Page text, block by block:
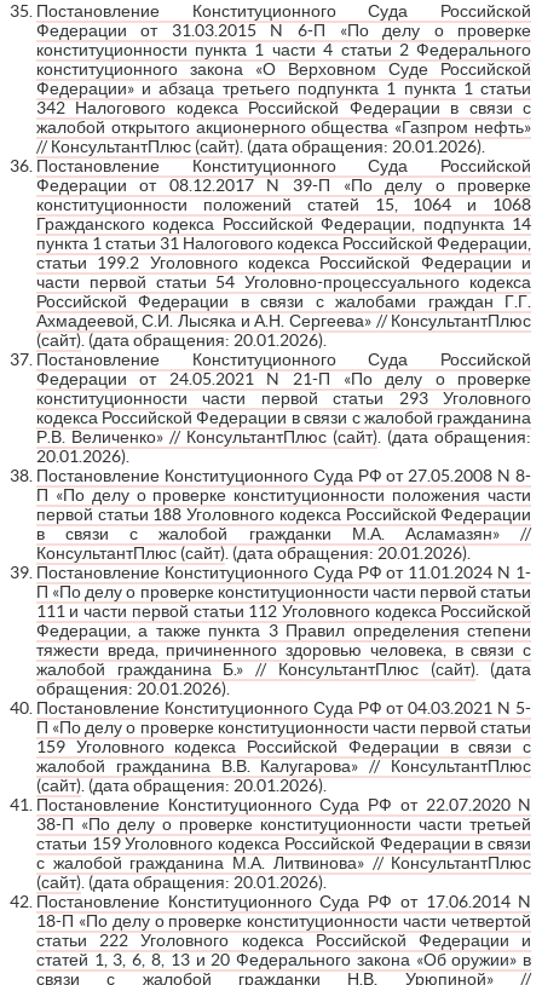
Постановление Конституционного Суда Российской
Федерации от 31.03.2015 N 6-П «По делу о проверке
конституционности пункта 1 части 4 статьи 2 Федерального
конституционного закона «О Верховном Суде Российской
Федерации» и абзаца третьего подпункта 1 пункта 1 статьи
342 Налогового кодекса Российской Федерации в связи с
жалобой открытого акционерного общества «Газпром нефть»
// КонсультантПлюс (сайт). (дата обращения: 20.01.2026).
Постановление Конституционного Суда Российской
Федерации от 08.12.2017 N 39-П «По делу о проверке
конституционности положений статей 15, 1064 и 1068
Гражданского кодекса Российской Федерации, подпункта 14
пункта 1 статьи 31 Налогового кодекса Российской Федерации,
статьи 199.2 Уголовного кодекса Российской Федерации и
части первой статьи 54 Уголовно-процессуального кодекса
Российской Федерации в связи с жалобами граждан Г.Г.
Ахмадеевой, С.И. Лысяка и А.Н. Сергеева» // КонсультантПлюс
(сайт). (дата обращения: 20.01.2026).
Постановление Конституционного Суда Российской
Федерации от 24.05.2021 N 21-П «По делу о проверке
конституционности части первой статьи 293 Уголовного
кодекса Российской Федерации в связи с жалобой гражданина
Р.В. Величенко» // КонсультантПлюс (сайт) . (дата обращения:
20.01.2026).
Постановление Конституционного Суда РФ от 27.05.2008 N 8-
П «По делу о проверке конституционности положения части
первой статьи 188 Уголовного кодекса Российской Федерации
в связи с жалобой гражданки М.А. Асламазян» //
КонсультантПлюс (сайт). (дата обращения: 20.01.2026).
Постановление Конституционного Суда РФ от 11.01.2024 N 1-
П «По делу о проверке конституционности части первой статьи
111 и части первой статьи 112 Уголовного кодекса Российской
Федерации, а также пункта 3 Правил определения степени
тяжести вреда, причиненного здоровью человека, в связи с
жалобой гражданина Б.» // КонсультантПлюс (сайт). (дата
обращения: 20.01.2026).
Постановление Конституционного Суда РФ от 04.03.2021 N 5-
П «По делу о проверке конституционности части первой статьи
159 Уголовного кодекса Российской Федерации в связи с
жалобой гражданина В.В. Калугарова» // КонсультантПлюс
(сайт). (дата обращения: 20.01.2026).
Постановление Конституционного Суда РФ от 22.07.2020 N
38-П «По делу о проверке конституционности части третьей
статьи 159 Уголовного кодекса Российской Федерации в связи
с жалобой гражданина М.А. Литвинова» // КонсультантПлюс
(сайт). (дата обращения: 20.01.2026).
Постановление Конституционного Суда РФ от 17.06.2014 N
18-П «По делу о проверке конституционности части четвертой
статьи 222 Уголовного кодекса Российской Федерации и
статей 1, 3, 6, 8, 13 и 20 Федерального закона «Об оружии» в
связи с жалобой гражданки Н.В. Урюпиной» //